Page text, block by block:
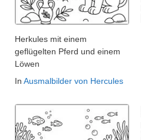
Herkules mit einem
geflügelten Pferd und einem
Löwen
In Ausmalbilder von Hercules